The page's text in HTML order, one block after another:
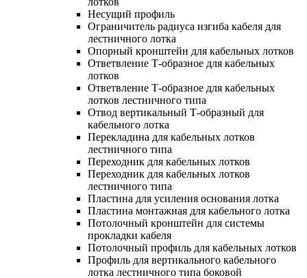
Несущий профиль
Ограничитель радиуса изгиба кабеля для
лестничного лотка
Опорный кронштейн для кабельных лотков
Ответвление Т-образное для кабельных
лотков
Ответвление Т-образное для кабельных
лотков лестничного типа
Отвод вертикальный Т-образный для
кабельного лотка
Перекладина для кабельных лотков
лестничного типа
Переходник для кабельных лотков
Переходник для кабельных лотков
лестничного типа
Пластина для усиления основания лотка
Пластина монтажная для кабельного лотка
Потолочный кронштейн для системы
прокладки кабеля
Потолочный профиль для кабельных лотков
Профиль для вертикального кабельного
лотка лестничного типа боковой